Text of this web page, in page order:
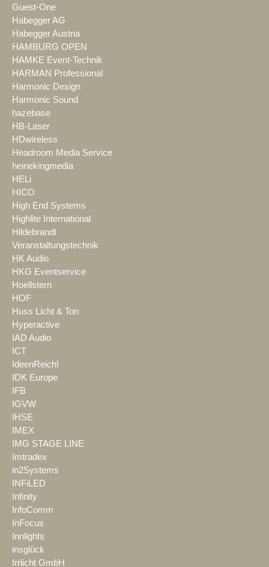
Guest-One
Habegger AG
Habegger Austria
HAMBURG OPEN
HAMKE Event-Technik
HARMAN Professional
Harmonic Design
Harmonic Sound
hazebase
HB-Laser
HDwireless
Headroom Media Service
heinekingmedia
HELi
HICO
High End Systems
Highlite International
Hildebrandt
Veranstaltungstechnik
HK Audio
HKG Eventservice
Hoellstern
HOF
Huss Licht & Ton
Hyperactive
IAD Audio
ICT
IdeenReich!
IDK Europe
IFB
IGVW
IHSE
IMEX
IMG STAGE LINE
Imtradex
in2Systems
INFiLED
Infinity
InfoComm
InFocus
Innlights
insglück
Irrlicht GmbH